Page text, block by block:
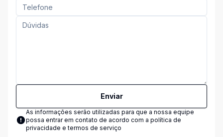
Enviar
As informações serão utilizadas para que a nossa equipe
possa entrar em contato de acordo com a política de
privacidade e termos de serviço